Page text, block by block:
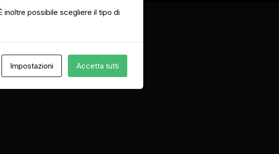
inoltre possibile scegliere il tipo di
Impostazioni Accetta tutti